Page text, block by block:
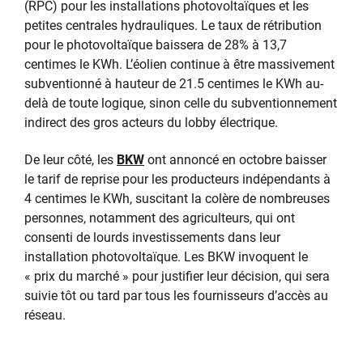
(RPC) pour les installations photovoltaïques et les
petites centrales hydrauliques. Le taux de rétribution
pour le photovoltaïque baissera de 28% à 13,7
centimes le KWh. L’éolien continue à être massivement
subventionné à hauteur de 21.5 centimes le KWh au-
delà de toute logique, sinon celle du subventionnement
indirect des gros acteurs du lobby électrique.
De leur côté, les BKW ont annoncé en octobre baisser
le tarif de reprise pour les producteurs indépendants à
4 centimes le KWh, suscitant la colère de nombreuses
personnes, notamment des agriculteurs, qui ont
consenti de lourds investissements dans leur
installation photovoltaïque. Les BKW invoquent le
« prix du marché » pour justifier leur décision, qui sera
suivie tôt ou tard par tous les fournisseurs d’accès au
réseau.